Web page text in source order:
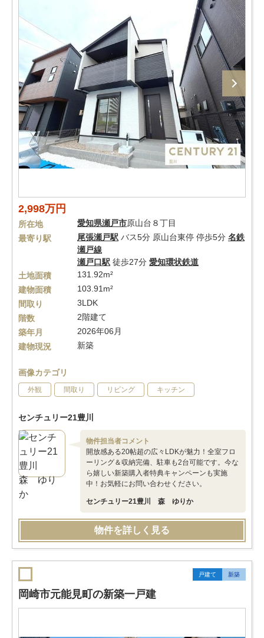
2,998万円
所在地 愛知県瀬戸市原山台８丁目
最寄り駅
尾張瀬戸駅 バス5分 原山台東停 停歩5分 名鉄
瀬戸線
瀬戸口駅 徒歩27分 愛知環状鉄道
土地面積
131.92m²
建物面積
103.91m²
間取り
3LDK
階数
2階建て
築年月
2026年06月
建物現況
新築
画像カテゴリ
外観 間取り リビング キッチン
センチュリー21豊川
物件担当者コメント
開放感ある20帖超の広々LDKが魅力！全室フロ
ーリング＆収納完備、駐車も2台可能です。今な
ら嬉しい新築購入者特典キャンペーンも実施
中！お気軽にお問い合わせください。
センチュリー21豊川 森 ゆりか
物件を詳しく見る
戸建て 新築
岡崎市元能見町の新築一戸建